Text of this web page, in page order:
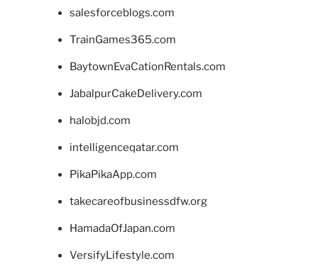
salesforceblogs.com
TrainGames365.com
BaytownEvaCationRentals.com
JabalpurCakeDelivery.com
halobjd.com
intelligenceqatar.com
PikaPikaApp.com
takecareofbusinessdfw.org
HamadaOfJapan.com
VersifyLifestyle.com